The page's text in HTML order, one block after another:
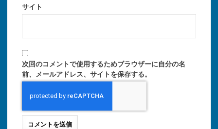
サイト
次回のコメントで使用するためブラウザーに自分の名
前、メールアドレス、サイトを保存する。